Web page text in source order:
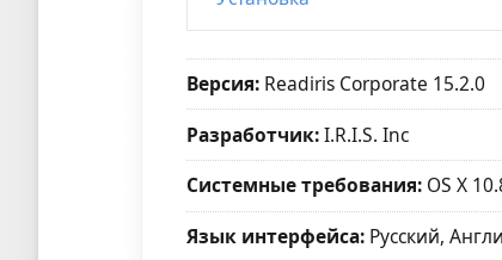
Версия: Readiris Corporate 15.2.0
Разработчик:I.R.I.S. Inc
Системные требования: OS X
Язык интерфейса: Русский,